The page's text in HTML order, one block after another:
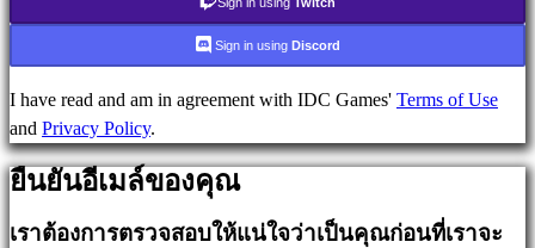
Plays
IDC
Gifts
ช่วย
เหลือ
Sign in using Discord
I have read and am in agreement with IDC Games' Terms of Use
and Privacy Policy.
ยืนยันอีเมล์ของคุณ
เราต้องการตรวจสอบให้แน่ใจว่าเป็นคุณก่อนที่เราจะ